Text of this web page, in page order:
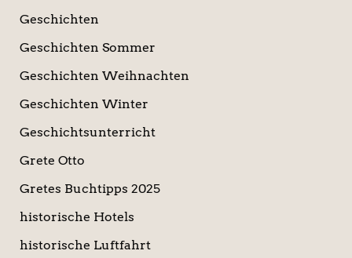
Geschichten
Geschichten Sommer
Geschichten Weihnachten
Geschichten Winter
Geschichtsunterricht
Grete Otto
Gretes Buchtipps 2025
historische Hotels
historische Luftfahrt